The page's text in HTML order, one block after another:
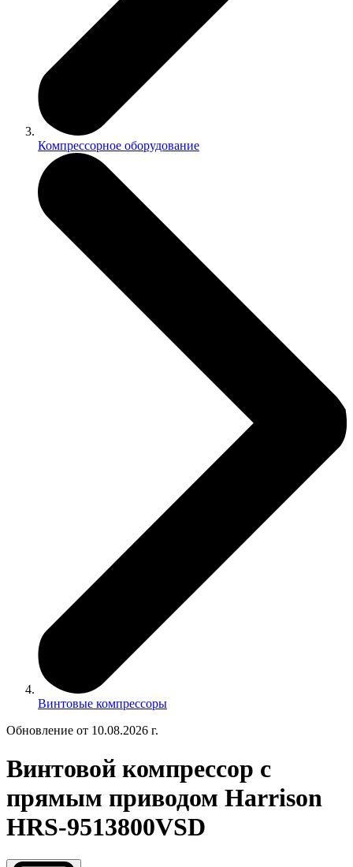
Компрессорное оборудование
Винтовые компрессоры
Обновление от 10.08.2026 г.
Винтовой компрессор с
прямым приводом Harrison
HRS-9513800VSD